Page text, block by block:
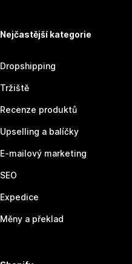
Nejčastější kategorie
Dropshipping
Tržiště
Recenze produktů
Upselling a balíčky
E-mailový marketing
SEO
Expedice
Měny a překlad